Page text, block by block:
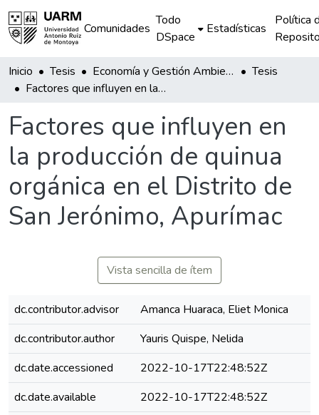
Comunidades
Todo
DSpace
Estadísticas
Política
Inicio Tesis Economía y Gestión Ambiental
Tesis
Factores que influyen en la producción de quinua orgánica en el Distrito de San Jerónimo, Apurímac
Factores que influyen en
la producción de quinua
orgánica en el Distrito de
San Jerónimo, Apurímac
Vista sencilla de ítem
dc.contributor.advisor
Amanca Huaraca, Eliet Monica
dc.contributor.author
Yauris Quispe, Nelida
dc.date.accessioned
2022-10-17T22:48:52Z
dc.date.available
2022-10-17T22:48:52Z